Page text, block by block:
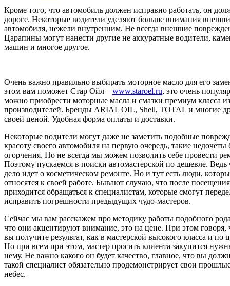
Кроме того, что автомобиль должен исправно работать, он
дороге. Некоторые водители уделяют больше внимания
автомобиля, нежели внутренним. Не всегда внешние
Царапины могут нанести другие не аккуратные водители,
машин и многое другое.
Очень важно правильно выбирать моторное масло для его
этом вам поможет Стар Ойл – www.staroel.ru, это очень
можно приобрести моторные масла и смазки премиум класса
производителей. Бренды ARIAL OIL, Shell, TOTAL и многие
своей ценой. Удобная форма оплаты и доставки.
Некоторые водители могут даже не заметить подобные
красоту своего автомобиля на первую очередь, такие недочеты
огорчения. Но не всегда мы можем позволить себе провести
Поэтому пускаемся в поиски автомастерской по дешевле. Ведь
дело идет о косметическом ремонте. Но и тут есть люди,
относятся к своей работе. Бывают случаю, что после
приходится обращаться к специалистам, которые смогут
исправить погрешности предыдущих чудо-мастеров.
Сейчас мы вам расскажем про методику работы подобного
что они акцентируют внимание, это на цене. При этом говоря,
вы получите результат, как в мастерской высокого класса и по
Но при всем при этом, мастер просить клиента закупится
нему. Не важно какого он будет качество, главное, что вы
такой специалист обязательно продемонстрирует свои
небес.